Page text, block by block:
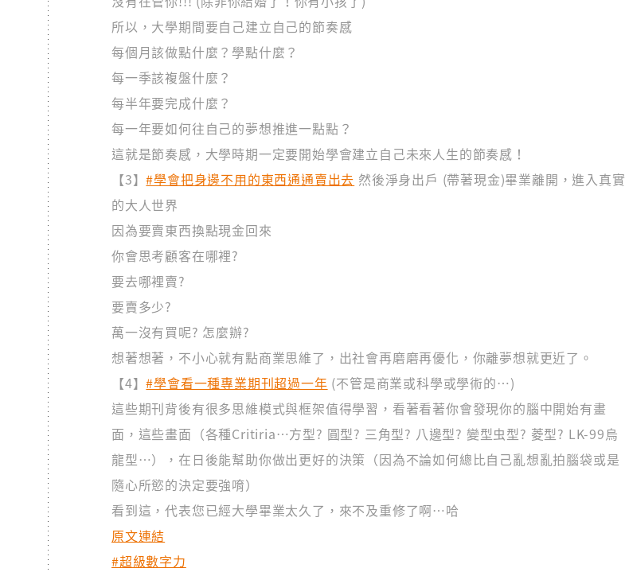
所以，大學期間要自己建立自己的節奏感
每個月該做點什麼？學點什麼？
每一季該複盤什麼？
每半年要完成什麼？
每一年要如何往自己的夢想推進一點點？
這就是節奏感，大學時期一定要開始學會建立自己未來人生的節奏感！
【3】#學會把身邊不用的東西通通賣出去 然後淨身出戶 (帶著現金)畢業離開，進入真實
的大人世界
因為要賣東西換點現金回來
你會思考顧客在哪裡?
要去哪裡賣?
要賣多少?
萬一沒有買呢? 怎麼辦?
想著想著，不小心就有點商業思維了，出社會再磨磨再優化，你離夢想就更近了。
【4】#學會看一種專業期刊超過一年 (不管是商業或科學或學術的…)
這些期刊背後有很多思維模式與框架值得學習，看著看著你會發現你的腦中開始有畫
面，這些畫面（各種Critiria…方型? 圓型? 三角型? 八邊型? 變型虫型? 菱型? LK-99烏
龍型…），在日後能幫助你做出更好的決策（因為不論如何總比自己亂想亂拍腦袋或是
隨心所慾的決定要強唷）
看到這，代表您已經大學畢業太久了，來不及重修了啊…哈
原文連結
#超級數字力